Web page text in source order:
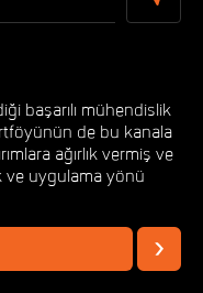
başarılı mühendislik
de bu kanala
ağırlık vermiş ve
ve uygulama yönü